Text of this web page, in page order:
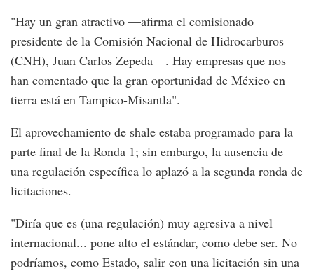
"Hay un gran atractivo —afirma el comisionado
presidente de la Comisión Nacional de Hidrocarburos
(CNH), Juan Carlos Zepeda—. Hay empresas que nos
han comentado que la gran oportunidad de México en
tierra está en Tampico-Misantla".
El aprovechamiento de shale estaba programado para la
parte final de la Ronda 1; sin embargo, la ausencia de
una regulación específica lo aplazó a la segunda ronda de
licitaciones.
"Diría que es (una regulación) muy agresiva a nivel
internacional... pone alto el estándar, como debe ser. No
podríamos, como Estado, salir con una licitación sin una